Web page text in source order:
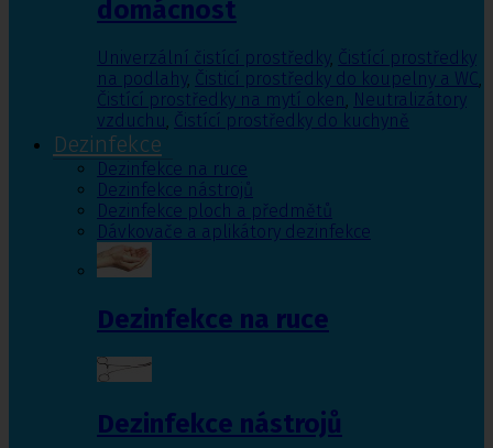
domácnost
Univerzální čistící prostředky, Čistící prostředky
na podlahy, Čisticí prostředky do koupelny a WC,
Čistící prostředky na mytí oken, Neutralizátory
vzduchu, Čistící prostředky do kuchyně
Dezinfekce
Dezinfekce na ruce
Dezinfekce nástrojů
Dezinfekce ploch a předmětů
Dávkovače a aplikátory dezinfekce
Dezinfekce na ruce
Dezinfekce nástrojů